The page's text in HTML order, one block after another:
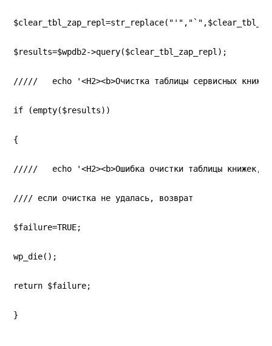
$results=$wpdb2->query($clear_tbl_zap_repl);
/////   echo '<H2><b>Очистка таблицы сервисных
if (empty($results))
{
/////   echo '<H2><b>Ошибка очистки таблицы книжек,
//// если очистка не удалась, возврат
$failure=TRUE;
wp_die();
return $failure;
}